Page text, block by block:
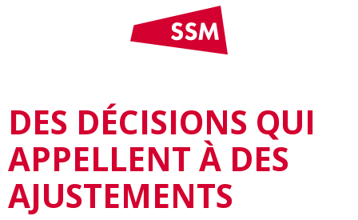
DES DÉCISIONS QUI
APPELLENT À DES
AJUSTEMENTS